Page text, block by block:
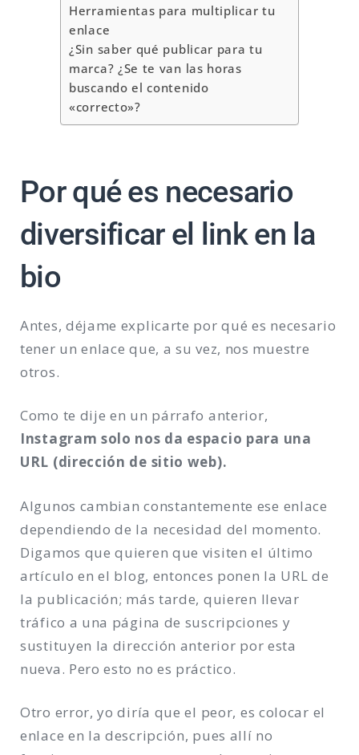
Herramientas para multiplicar tu
enlace
¿Sin saber qué publicar para tu
marca? ¿Se te van las horas
buscando el contenido
«correcto»?
Por qué es necesario
diversificar el link en la
bio
Antes, déjame explicarte por qué es necesario
tener un enlace que, a su vez, nos muestre
otros.
Como te dije en un párrafo anterior,
Instagram solo nos da espacio para una
URL (dirección de sitio web).
Algunos cambian constantemente ese enlace
dependiendo de la necesidad del momento.
Digamos que quieren que visiten el último
artículo en el blog, entonces ponen la URL de
la publicación; más tarde, quieren llevar
tráfico a una página de suscripciones y
sustituyen la dirección anterior por esta
nueva. Pero esto no es práctico.
Otro error, yo diría que el peor, es colocar el
enlace en la descripción, pues allí no